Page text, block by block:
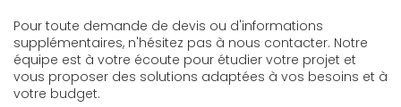
Pour toute demande de devis ou d'informations
supplémentaires, n'hésitez pas à nous contacter. Notre
équipe est à votre écoute pour étudier votre projet et
vous proposer des solutions adaptées à vos besoins et à
votre budget.